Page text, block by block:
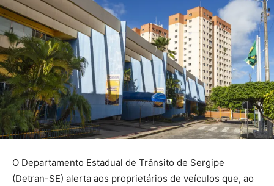
O Departamento Estadual de Trânsito de Sergipe
(Detran-SE) alerta aos proprietários de veículos que, ao